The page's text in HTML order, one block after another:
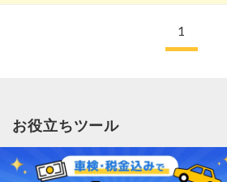
1
お役立ちツール